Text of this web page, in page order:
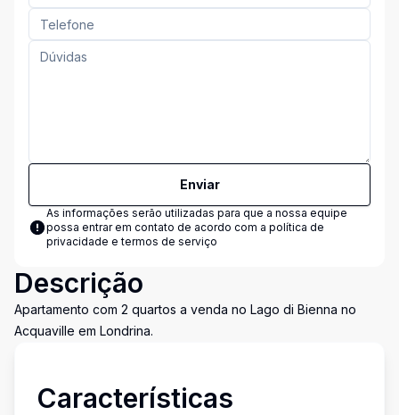
Enviar
As informações serão utilizadas para que a nossa equipe
possa entrar em contato de acordo com a política de
privacidade e termos de serviço
Descrição
Apartamento com 2 quartos a venda no Lago di Bienna no
Acquaville em Londrina.
Características